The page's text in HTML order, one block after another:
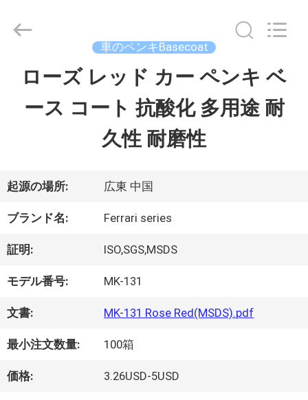
製
品
ビ
デ
オ
企
All
Rights
車のペンキBasecoat
ローズ レッド カー ペンキ ベ
ース コート 抗酸化 多用途 耐
久性 耐磨性
起源の場所: 広東 中国
ブランド名: Ferrari series
証明: ISO,SGS,MSDS
モデル番号: MK-131
文書: MK-131 Rose Red(MSDS).pdf
最小注文数量: 100箱
価格: 3.26USD-5USD